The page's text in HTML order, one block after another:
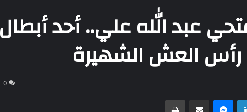
عبد الله علي.. أحد أبطال
العش الشهيرة
0
لينكدإن ماسنجر مشاركة عبر البريد طباعة